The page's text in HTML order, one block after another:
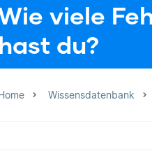
viele
hast du?
Wissensdatenbank